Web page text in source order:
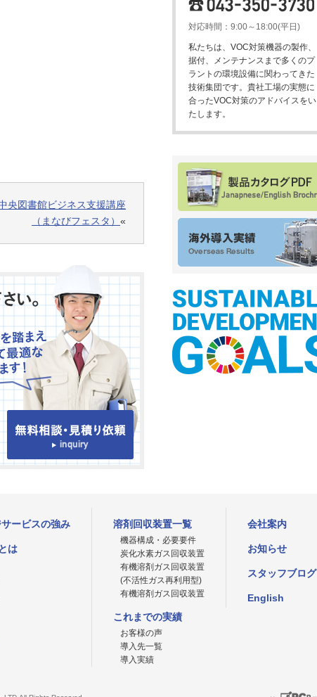
央図書館ビジネス支援講座
（まなびフェスタ） «
対応時間：9:00～18:00(平日)
私たちは、VOC対策機器の製作、
据付、メンテナンスまで多くのプ
ラントの環境設備に関わってきた
技術集団です。貴社工場の実態に
合ったVOC対策のアドバイスをい
たします。
会社案内
お知らせ
スタッフブログ
English
溶剤回収装置一覧
機器構成・必要要件
炭化水素ガス回収装置
有機溶剤ガス回収装置
(不活性ガス再利用型)
有機溶剤ガス回収装置
これまでの実績
お客様の声
導入先一覧
導入実績
ービスの強み
は